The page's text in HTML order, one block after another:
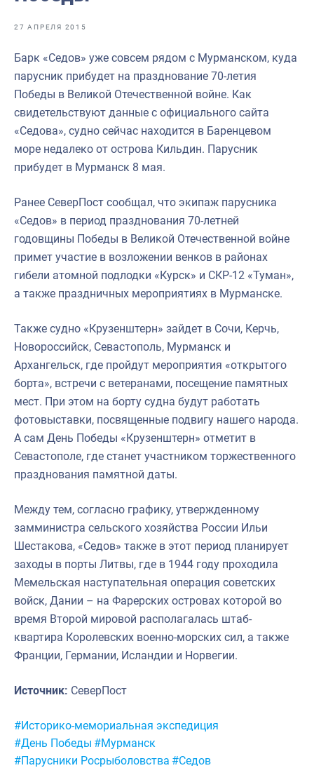
Научно-практическая литература
Рыбоохрана России
Отрасль в цифрах
Большая африканская экспедиция
Укрепление духовно-нравственных ценностей
События в России и мире
27 АПРЕЛЯ 2015
Барк «Седов» уже совсем рядом с Мурманском, куда
парусник прибудет на празднование 70-летия
Победы в Великой Отечественной войне. Как
свидетельствуют данные с официального сайта
«Седова», судно сейчас находится в Баренцевом
море недалеко от острова Кильдин. Парусник
прибудет в Мурманск 8 мая.
Ранее СеверПост сообщал, что экипаж парусника
«Седов» в период празднования 70-летней
годовщины Победы в Великой Отечественной войне
примет участие в возложении венков в районах
гибели атомной подлодки «Курск» и СКР-12 «Туман»,
а также праздничных мероприятиях в Мурманске.
Также судно «Крузенштерн» зайдет в Сочи, Керчь,
Новороссийск, Севастополь, Мурманск и
Архангельск, где пройдут мероприятия «открытого
борта», встречи с ветеранами, посещение памятных
мест. При этом на борту судна будут работать
фотовыставки, посвященные подвигу нашего народа.
А сам День Победы «Крузенштерн» отметит в
Севастополе, где станет участником торжественного
празднования памятной даты.
Между тем, согласно графику, утвержденному
замминистра сельского хозяйства России Ильи
Шестакова, «Седов» также в этот период планирует
заходы в порты Литвы, где в 1944 году проходила
Мемельская наступательная операция советских
войск, Дании – на Фарерских островах которой во
время Второй мировой располагалась штаб-
квартира Королевских военно-морских сил, а также
Франции, Германии, Исландии и Норвегии.
Источник: СеверПост
Метки:
#Историко-мемориальная экспедиция
#День Победы #Мурманск
#Парусники Росрыболовства #Седов